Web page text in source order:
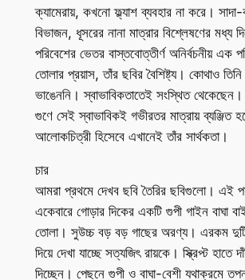
ক্যামেরায়, কখনো ফ্ল্যাশ ব্যবহার না করে। সাদা-
বিভাজন, ধূসরের নানা মাত্রার বিশ্লেষণের মধ্য
পরিবেশের ভেতর বাস্তবোত্তীর্ণ অনির্বচনীয় এক
তোলার প্রয়াস, তাঁর ছবির বৈশিষ্ট্য। কোথাও
ভাঙেননি। স্বাভাবিকতাতেই সংস্থিত
গুণে সেই স্বাভাবিকই গভীরতর মাত্রায় ব্যঞ্জিত
আলোকচিত্রী হিসেবে এখানেই তাঁর সার্থকতা।
চার
আমরা প্রথমে দেখব ছবি তৈরির ছবিগুলো। এই
একেবারে গোড়ার দিকের একটি গুপী গাইন বাঘা
তোলা। সুউচ্চ বড় বড় গাছের অরণ্য। এরকম দুটি
দিয়ে দেখা যাচ্ছে সত্যজিৎ রায়কে। স্ক্রিপ্ট হাতে
দিচ্ছেন। পেছনে গুপী ও বাঘা-বেশী যথাক্রমে তপন